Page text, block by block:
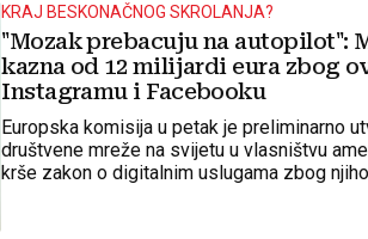
KRAJ BESKONAČNOG SKROLANJA?
"Mozak prebacuju na autopilot":
kazna od 12 milijardi eura zbog
Instagramu i Facebooku
Europska komisija u petak je preliminarno
društvene mreže na svijetu u vlasništvu
krše zakon o digitalnim uslugama zbog